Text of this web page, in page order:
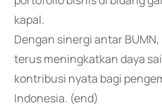
kapal.
Dengan sinergi antar
terus meningkatkan daya
kontribusi nyata bagi
Indonesia. (end)